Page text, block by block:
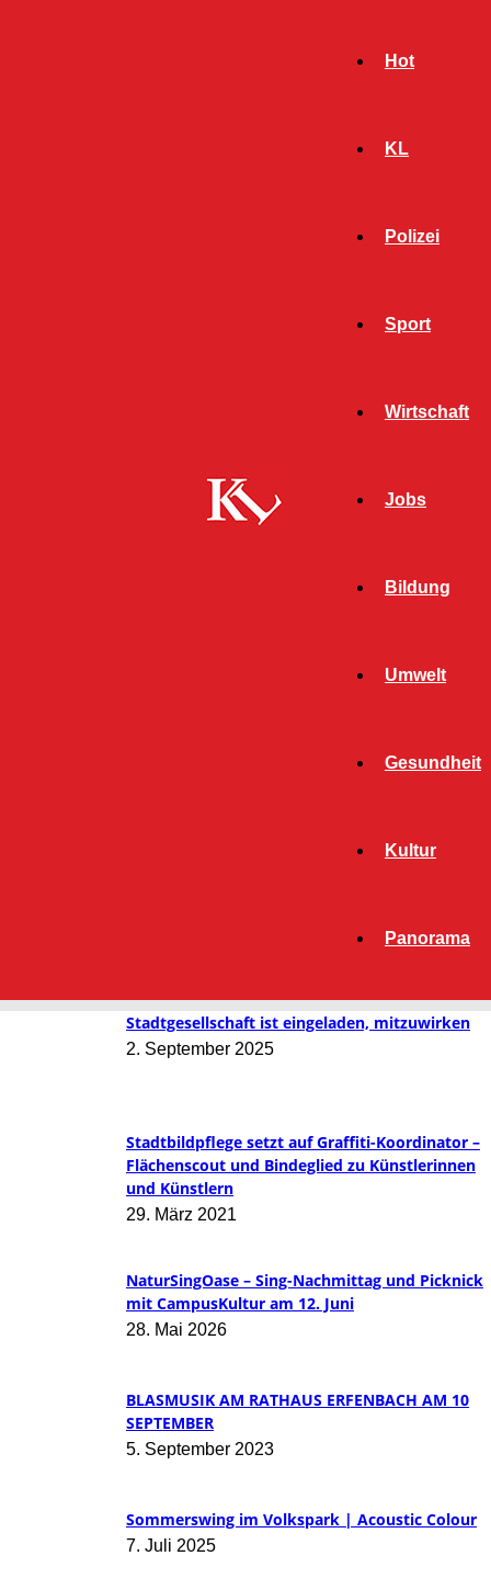
Hot
KL
Polizei
Sport
Wirtschaft
Jobs
Bildung
Umwelt
Gesundheit
Kultur
Panorama
Stadtgesellschaft ist eingeladen, mitzuwirken
2. September 2025
Stadtbildpflege setzt auf Graffiti-Koordinator –
Flächenscout und Bindeglied zu Künstlerinnen
und Künstlern
29. März 2021
NaturSingOase – Sing-Nachmittag und Picknick
mit CampusKultur am 12. Juni
28. Mai 2026
BLASMUSIK AM RATHAUS ERFENBACH AM 10
SEPTEMBER
5. September 2023
Sommerswing im Volkspark | Acoustic Colour
7. Juli 2025